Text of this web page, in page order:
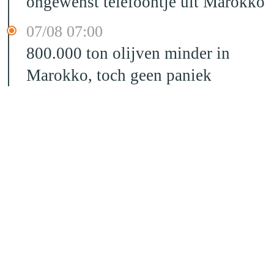
07/08 07:00
800.000 ton olijven minder in
Marokko, toch geen paniek